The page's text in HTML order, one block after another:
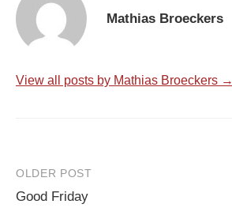
Mathias Broeckers
View all posts by Mathias Broeckers →
Post
navigation
OLDER POST
Good Friday